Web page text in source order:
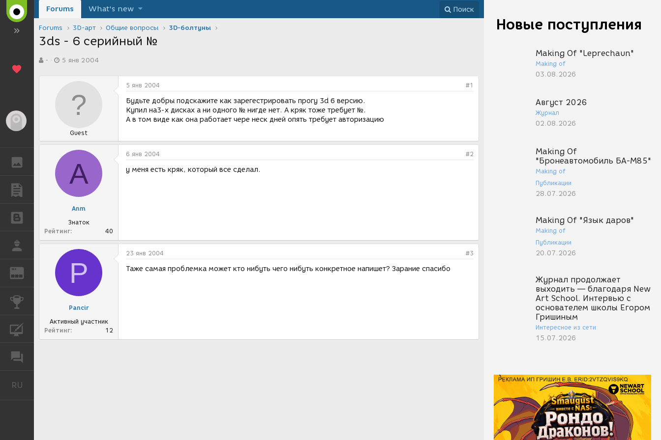
ГАЛЕРЕЯ
ПУБЛИКАЦИИ
REN ЖУРНАЛ
КУРСЫ
RU
Новые поступления
Making Of "Leprechaun"
Making of
03.08.2026
Август 2026
Журнал
02.08.2026
Making Of
"Бронеавтомобиль БА-М85"
Making of
Публикации
28.07.2026
Making Of "Язык даров"
Making of
Публикации
20.07.2026
Журнал продолжает
выходить — благодаря New
Art School. Интервью с
основателем школы Егором
Гришиным
Интересное из сети
15.07.2026
Forums What's new Поиск
Forums 3D-арт Общие вопросы 3D-болтуны
3ds - 6 серийный №
в-
а
и
5 янв 2004
Guest
5 янв 2004 #1
Будьте добры подскажите как зарегестрировать прогу 3d 6 версию.
Купил на3-х дисках а ни одного № нигде нет. А кряк тоже требует №.
А в том виде как она работает чере неск дней опять требует авторизацию
A
Anm
Знаток
Рейтинг
40
6 янв 2004 #2
у меня есть кряк, который все сделал.
P
Pancir
Активный участник
Рейтинг
12
23 янв 2004 #3
Таже самая проблемка может кто нибуть чего нибуть конкретное напишет? Зарание спасибо